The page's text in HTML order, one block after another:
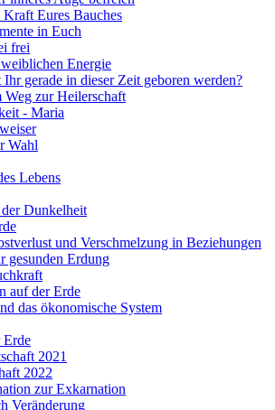
Eures Bauches
in Euch
frei
Energie
gerade in dieser Zeit geboren werden?
Weg zur Heilerschaft
- Maria
Wahl
Lebens
der Dunkelheit
und Verschmelzung in Beziehungen
gesunden Erdung
auf der Erde
das ökonomische System
2021
2022
zur Exkarnation
Veränderung